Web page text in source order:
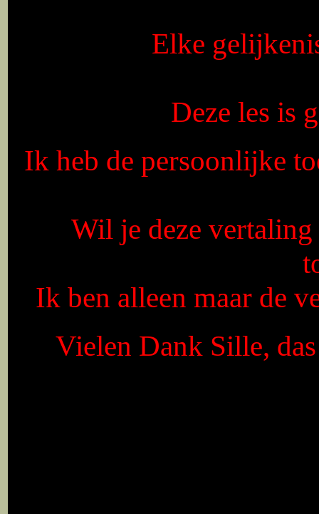
Elke
Deze les is
Ik heb de persoonlijke
Wil je deze
Ik ben alleen maar de
Vielen Dank Sille,